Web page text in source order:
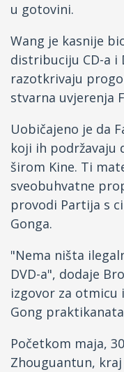
u gotovini.
Wang je kasnije
distribuciju CD-a i
razotkrivaju
stvarna uvjerenja
Uobičajeno je da
koji ih
širom Kine. Ti
sveobuhvatne
provodi Partija s
Gonga.
"Nema ništa
DVD-a", dodaje
izgovor za otmicu
Gong
Početkom maja,
Zhouguantun,